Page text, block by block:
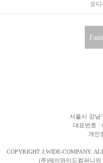
오
서울시 강남
대표번호 :
개인
COPYRIGHT J,WIDE-COMPANY.
(주)제이와이드컴퍼니